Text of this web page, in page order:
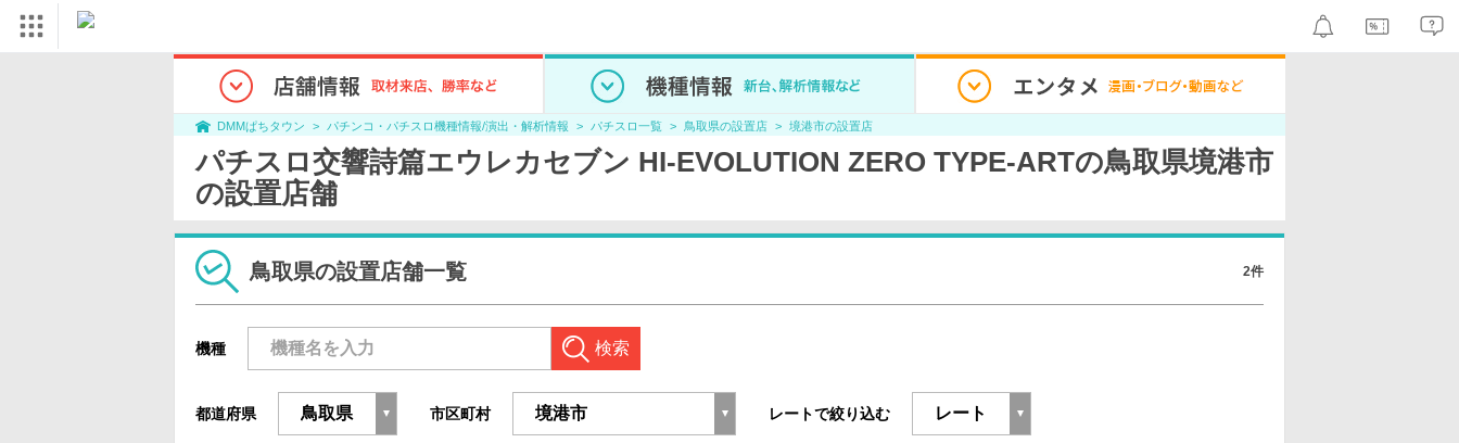
DMMぱちタウン パチンコ・パチスロ機種情報/演出・解析情報 パチスロ一覧 鳥取県の設置店 境港市の設置店
パチスロ交響詩篇エウレカセブン HI-EVOLUTION ZERO TYPE-ARTの鳥取県境港市
の設置店舗
鳥取県の設置店舗一覧 2件
機種 検索
都道府県 市区町村 レートで絞り込む